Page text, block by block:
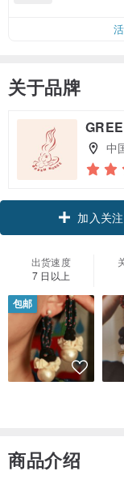
关于品牌
中
加入关注
出货速度
7 日以上
包邮
商品介绍